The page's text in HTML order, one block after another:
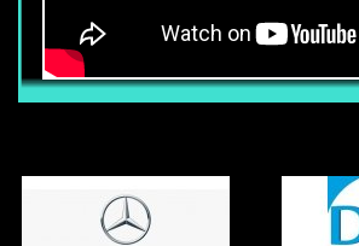
CẦN TUYỂN 50 NHÂN VIÊN BẢO VỆ
TÒA NHÀ
Thu nhập chính thức từ : 6.800.000 vnđ
trở lên (Chưa bao gồm các phụ cấp
khác (Tùy vị trí làm việc, khả năng Anh
ngữ, võ thuật) Nhân viên được hưởng
đầy đủ chế độ BHXH-BHYT-BHTN khi ký